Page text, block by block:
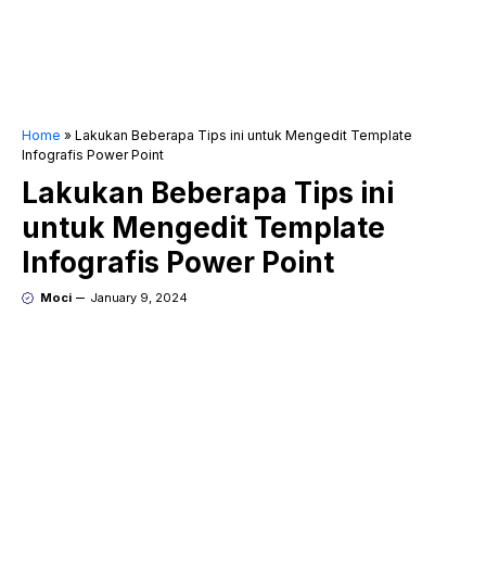
Home » Lakukan Beberapa Tips ini untuk Mengedit Template
Infografis Power Point
Lakukan Beberapa Tips ini
untuk Mengedit Template
Infografis Power Point
Moci January 9, 2024